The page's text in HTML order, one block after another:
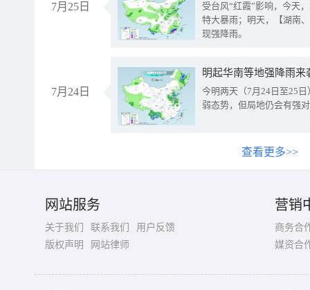
7月25日
受台风“红霞”影响，今天
特大暴雨；明天，【湖南
现强降雨。
7月24日
明起华南等地强降雨
今明两天（7月24日至25
弱态势，但局地仍会有强
查看更多>>
网站服务
关于我们 联系我们
用户反馈
版权声明
网站律师
营销
商务合
媒资合